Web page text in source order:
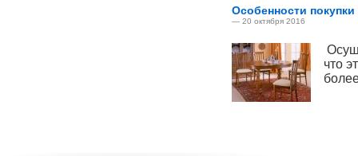
Особенности
— 20 октября 2016
что